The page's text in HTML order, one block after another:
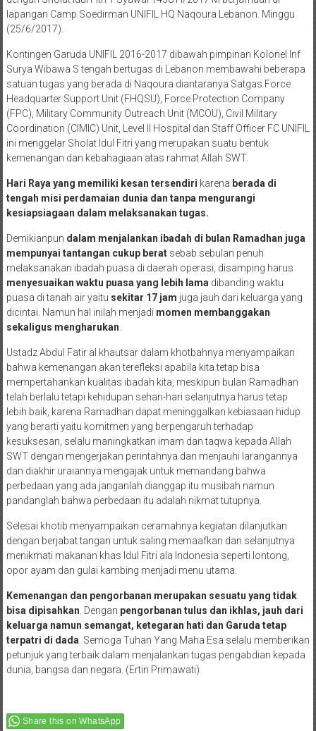
lapangan Camp Soedirman UNIFIL HQ Naqoura Lebanon. Minggu
(25/6/2017).
Kontingen Garuda UNIFIL 2016-2017 dibawah pimpinan Kolonel Inf
Surya Wibawa S tengah bertugas di Lebanon membawahi beberapa
satuan tugas yang berada di Naqoura diantaranya Satgas Force
Headquarter Support Unit (FHQSU), Force Protection Company
(FPC), Military Community Outreach Unit (MCOU), Civil Military
Coordination (CIMIC) Unit, Level II Hospital dan Staff Officer FC UNIFIL
ini menggelar Sholat Idul Fitri yang merupakan suatu bentuk
kemenangan dan kebahagiaan atas rahmat Allah SWT.
Hari Raya yang memiliki kesan tersendiri karena berada di
tengah misi perdamaian dunia dan tanpa mengurangi
kesiapsiagaan dalam melaksanakan tugas.
Demikianpun dalam menjalankan ibadah di bulan Ramadhan juga
mempunyai tantangan cukup berat sebab sebulan penuh
melaksanakan ibadah puasa di daerah operasi, disamping harus
menyesuaikan waktu puasa yang lebih lamadibanding waktu
puasa di tanah air yaitu sekitar 17 jam juga jauh dari keluarga yang
dicintai. Namun hal inilah menjadi momen membanggakan
sekaligus mengharukan.
Ustadz Abdul Fatir al khautsar dalam khotbahnya menyampaikan
bahwa kemenangan akan terefleksi apabila kita tetap bisa
mempertahankan kualitas ibadah kita, meskipun bulan Ramadhan
telah berlalu tetapi kehidupan sehari-hari selanjutnya harus tetap
lebih baik, karena Ramadhan dapat meninggalkan kebiasaan hidup
yang berarti yaitu komitmen yang berpengaruh terhadap
kesuksesan, selalu maningkatkan imam dan taqwa kepada Allah
SWT dengan mengerjakan perintahnya dan menjauhi larangannya
dan diakhir uraiannya mengajak untuk memandang bahwa
perbedaan yang ada janganlah dianggap itu musibah namun
pandanglah bahwa perbedaan itu adalah nikmat tutupnya.
Selesai khotib menyampaikan ceramahnya kegiatan dilanjutkan
dengan berjabat tangan untuk saling memaafkan dan selanjutnya
menikmati makanan khas Idul Fitri ala Indonesia seperti lontong,
opor ayam dan gulai kambing menjadi menu utama.
Kemenangan dan pengorbanan merupakan sesuatu yang tidak
bisa dipisahkan. Dengan pengorbanan tulus dan ikhlas, jauh dari
keluarga namun semangat, ketegaran hati dan Garuda tetap
terpatri di dada. Semoga Tuhan Yang Maha Esa selalu memberikan
petunjuk yang terbaik dalam menjalankan tugas pengabdian kepada
dunia, bangsa dan negara. (Ertin Primawati)
Share this on WhatsApp